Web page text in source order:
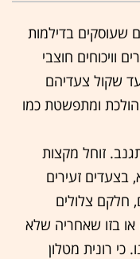
שעוסקים בדילמות
וויכוחים חוצבי
שקול צעדיהם
ומתפשטת כמו
זוחל מקצות
זעירים
חלקם צלולים
או בזו שאחריה שלא
רונית מטלון